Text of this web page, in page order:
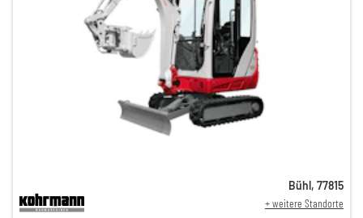
Bühl, 77815
+ weitere Standorte